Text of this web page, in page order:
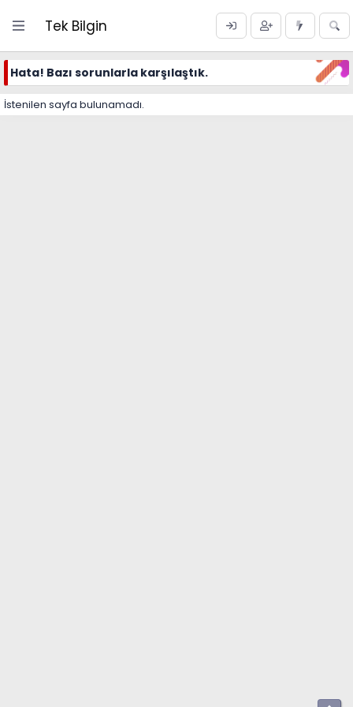
Tek Bilgin
Hata! Bazı sorunlarla karşılaştık.
İstenilen sayfa bulunamadı.